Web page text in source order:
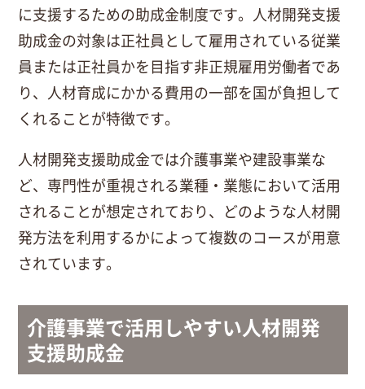
に支援するための助成金制度です。人材開発支援
助成金の対象は正社員として雇用されている従業
員または正社員かを目指す非正規雇用労働者であ
り、人材育成にかかる費用の一部を国が負担して
くれることが特徴です。
人材開発支援助成金では介護事業や建設事業な
ど、専門性が重視される業種・業態において活用
されることが想定されており、どのような人材開
発方法を利用するかによって複数のコースが用意
されています。
介護事業で活用しやすい人材開発
支援助成金